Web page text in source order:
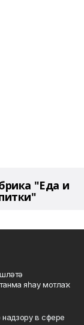
"Еда и
яһау мотлаҡ.
в сфере